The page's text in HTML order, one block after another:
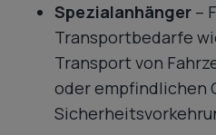
Spezialanhänger –
Transportbedarfe
Transport von
oder empfindlichen